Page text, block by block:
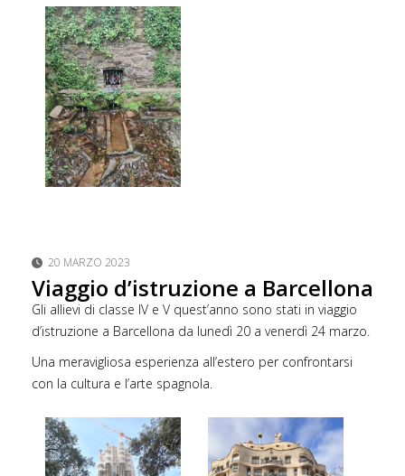
20 MARZO 2023
Viaggio d’istruzione a Barcellona
Gli allievi di classe IV e V quest’anno sono stati in viaggio
d’istruzione a Barcellona da lunedì 20 a venerdì 24 marzo.
Una meravigliosa esperienza all’estero per confrontarsi
con la cultura e l’arte spagnola.